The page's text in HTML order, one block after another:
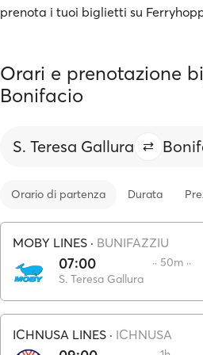
prenota i tuoi biglietti su
Orari e prenotazione
Bonifacio
S. Teresa Gallura
Orario di partenza Durata
MOBY LINES · BUNIFAZZIU
07:00
S. Teresa Gallura
·· 50m ··
ICHNUSA LINES · ICHNUSA